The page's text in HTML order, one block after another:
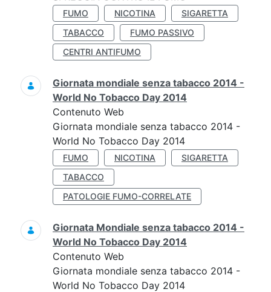
FUMO NICOTINA
SIGARETTA
TABACCO
FUMO PASSIVO
CENTRI ANTIFUMO
Giornata mondiale senza tabacco 2014 -
World No Tobacco Day 2014
Contenuto Web
Giornata mondiale senza tabacco 2014 -
World No Tobacco Day 2014
FUMO NICOTINA
SIGARETTA
TABACCO
PATOLOGIE FUMO-CORRELATE
Giornata Mondiale senza tabacco 2014 -
World No Tobacco Day 2014
Contenuto Web
Giornata mondiale senza tabacco 2014 -
World No Tobacco Day 2014